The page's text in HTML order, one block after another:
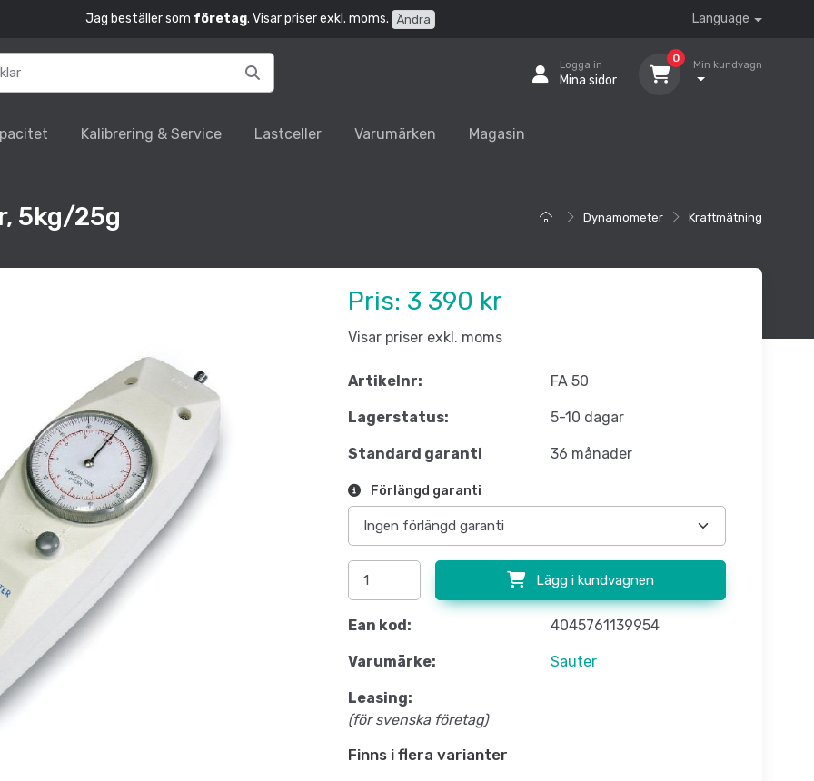
Jag beställer som företag. Visar priser exkl. moms. Ändra Language
Logga in
Mina sidor
0
Min kundvagn
Kalibrering & Service Lastceller Varumärken Magasin
Dynamometer Kraftmätning
5kg/25g
Pris: 3 390 kr
Visar priser exkl. moms
Artikelnr: FA 50
Lagerstatus: 5-10 dagar
Standard garanti 36 månader
Förlängd garanti
Lägg i kundvagnen
Ean kod: 4045761139954
Varumärke: Sauter
Leasing:
(för svenska företag)
Finns i flera varianter